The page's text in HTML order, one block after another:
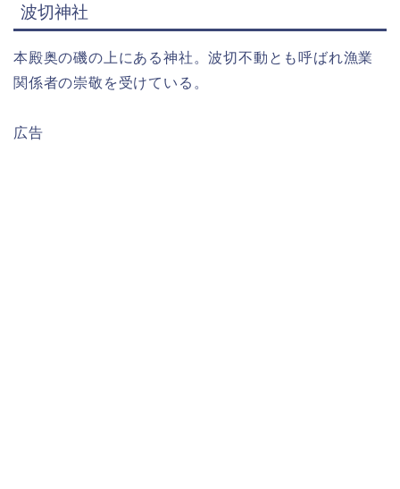
波切神社
本殿奥の磯の上にある神社。波切不動とも呼ばれ漁業
関係者の崇敬を受けている。
広告